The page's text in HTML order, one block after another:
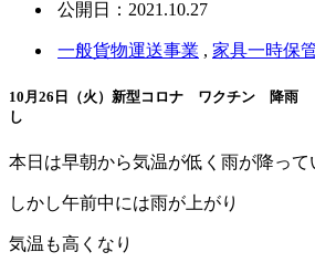
公開日：2021.10.27
一般貨物運送事業 , 家具一時保
10月26日（火）新型コロナ ワクチン 降雨
し
本日は早朝から気温が低く雨が降って
しかし午前中には雨が上がり
気温も高くなり